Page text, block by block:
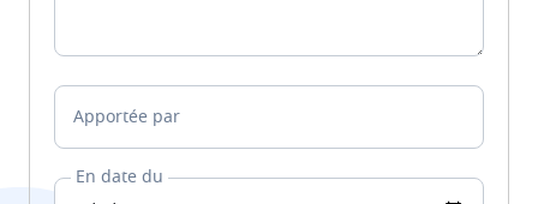
Apportée par
En date du